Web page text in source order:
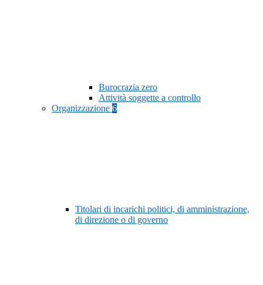
Burocrazia zero
Attività soggette a controllo
Organizzazione 6
Titolari di incarichi politici, di amministrazione,
di direzione o di governo